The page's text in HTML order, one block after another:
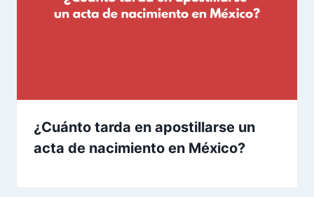
¿Cuánto tarda en apostillarse un
acta de nacimiento en México?